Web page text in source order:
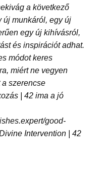
a következő
új munkáról, egy új
egy új kihívásról,
és inspirációt adhat.
módot keres
miért ne vegyen
szerencse
| 42 ima a jó
good-
Intervention | 42